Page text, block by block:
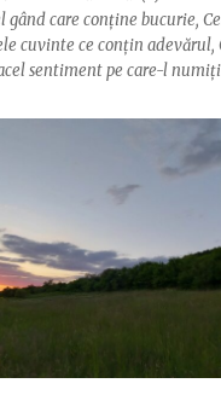
gând care conține bucurie,
cuvinte ce conțin adevărul,
sentiment pe care-l numiți